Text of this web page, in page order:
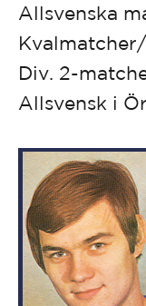
Allsvenska
Div. 2-
Allsvensk i